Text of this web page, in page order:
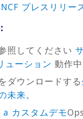
プレスリリー
照してください
ューション 動作中
ダウンロードする
未来。
カスタムデモ